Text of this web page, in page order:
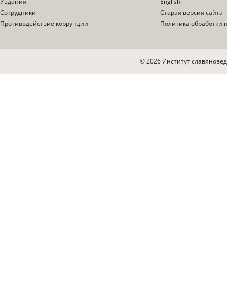
Сотрудники
Противодействие коррупции
Старая версия сайта
Политика обработки
© 2026 Институт